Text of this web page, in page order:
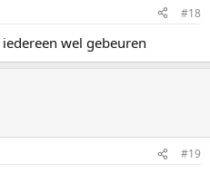
#18
wel gebeuren
#19